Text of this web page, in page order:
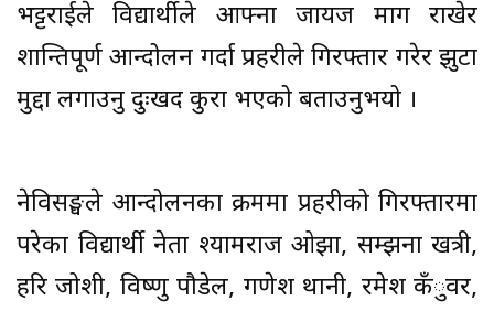
भट्टराईले विद्यार्थीले आफ्ना जायज माग राखेर
शान्तिपूर्ण आन्दोलन गर्दा प्रहरीले गिरफ्तार गरेर झुटा
मुद्दा लगाउनु दुःखद कुरा भएको बताउनुभयो ।
नेविसङ्घले आन्दोलनका क्रममा प्रहरीको गिरफ्तारमा
परेका विद्यार्थी नेता श्यामराज ओझा, सम्झना खत्री,
हरि जोशी, विष्णु पौडेल, गणेश थानी, रमेश कँुवर,